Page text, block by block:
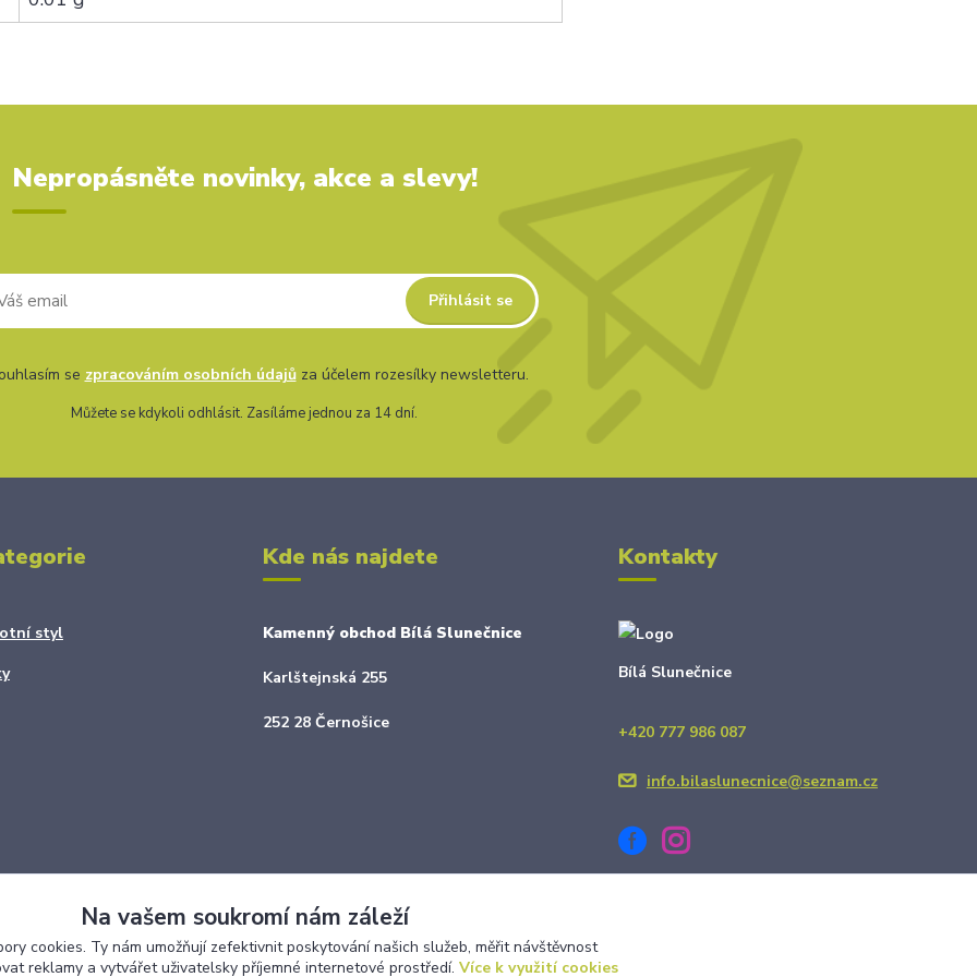
Nepropásněte novinky, akce a slevy!
Přihlásit se
se zpracováním osobních údajůza účelem rozesílky newsletteru.
Můžete se kdykoli odhlásit. Zasíláme jednou za 14 dní.
styl
Kde nás najdete
Kamenný obchod Bílá Slunečnice
Karlštejnská 255
252 28 Černošice
Kontakty
Bílá Slunečnice
+420 777 986 087
info.bilaslunecnice@seznam.cz
Na vašem soukromí nám záleží
cookies. Ty nám umožňují zefektivnit poskytování našich služeb, měřit návštěvnost
reklamy a vytvářet uživatelsky příjemné internetové prostředí. Více k využití cookies